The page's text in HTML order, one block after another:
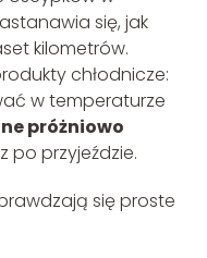
się, jak
kilometrów.
chłodnicze:
w temperaturze
próżniowo
po przyjeździe.
się proste